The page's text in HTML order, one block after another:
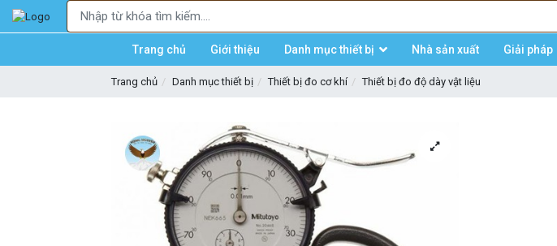
Trang chủ Giới thiệu Danh mục thiết bị Nhà sản xuất Giải pháp
Trang chủ Danh mục thiết bị Thiết bị đo cơ khí Thiết bị đo độ dày vật liệu